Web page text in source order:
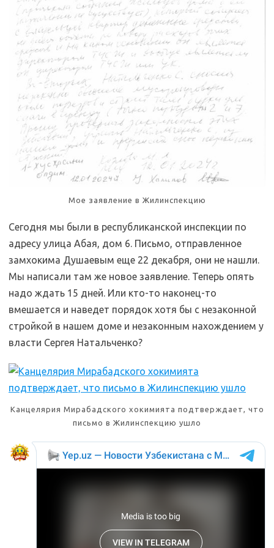
Мое заявление в Жилинспекцию
Сегодня мы были в республиканской инспекции по
адресу улица Абая, дом 6. Письмо, отправленное
замхокима Душаевым еще 22 декабря, они не нашли.
Мы написали там же новое заявление. Теперь опять
надо ждать 15 дней. Или кто-то наконец-то
вмешается и наведет порядок хотя бы с незаконной
стройкой в нашем доме и незаконным нахождением у
власти Сергея Натальченко?
Канцелярия Мирабадского хокимията подтверждает, что
письмо в Жилинспекцию ушло